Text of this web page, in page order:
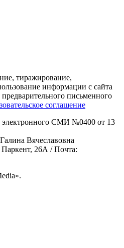
тиражирование,
информации с сайта
письменного
соглашение
электронного СМИ №0400 от 13
Вячеславовна
26А / Почта: